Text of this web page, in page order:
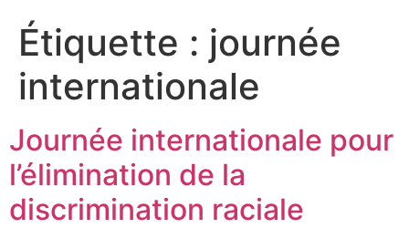
Étiquette : journée
internationale
Journée internationale pour
l’élimination de la
discrimination raciale